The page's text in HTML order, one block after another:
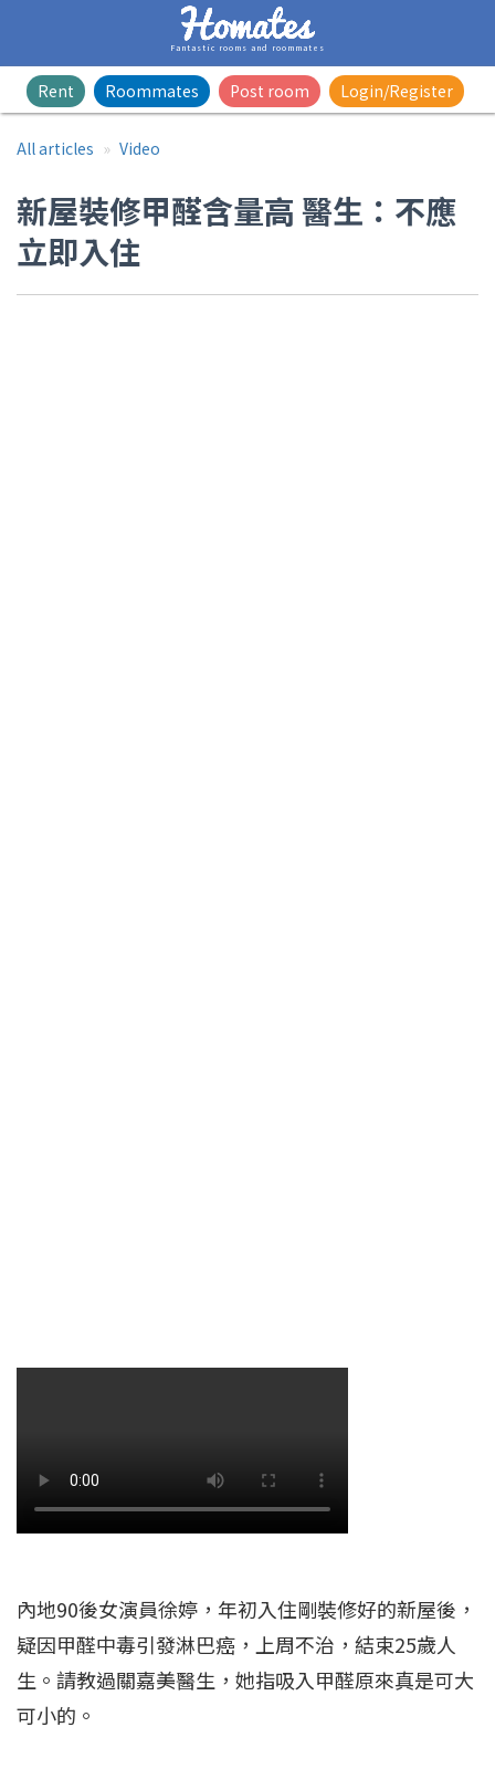
Fantastic rooms and roommates
Rent Roommates Post room Login/Register
All articles Video
新屋裝修甲醛含量高 醫生：不應
立即入住
內地90後女演員徐婷，年初入住剛裝修好的新屋後，
疑因甲醛中毒引發淋巴癌，上周不治，結束25歲人
生。請教過關嘉美醫生，她指吸入甲醛原來真是可大
可小的。